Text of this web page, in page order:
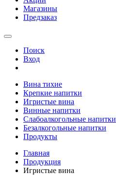
Магазины
Предзаказ
Поиск
Вход
Вина тихие
Крепкие напитки
Игристые вина
Винные напитки
Слабоалкогольные напитки
Безалкогольные напитки
Продукты
Главная
Продукция
Игристые вина